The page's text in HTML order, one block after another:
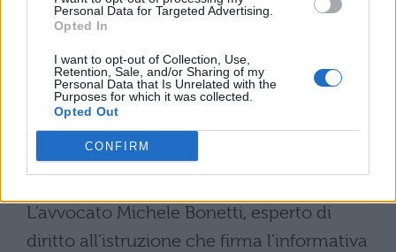
Personal Data for Targeted Advertising.
Opted In
I want to opt-out of Collection, Use,
Retention, Sale, and/or Sharing of my
Personal Data that Is Unrelated with the
Purposes for which it was collected.
Opted Out
CONFIRM
Utilizzo non uniforme dei corsi affini e
dei CFU
Introduzione di limiti al soprannumero
che impedirebbero a tutti gli esclusi di
trovare posto
L’avvocato Michele Bonetti, esperto di
diritto all’istruzione che firma l’informativa